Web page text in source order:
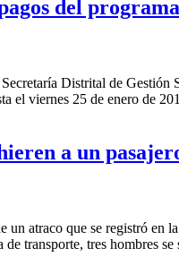
del
Distrital de
el viernes 25 de enero de
a un
un atraco que se registró
transporte, tres hombres